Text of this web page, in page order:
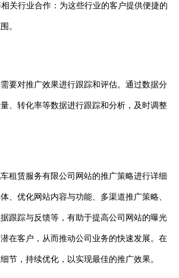
行业合作：为这些行业的客户提供便捷的
。
要对推广效果进行跟踪和评估。通过数据分
、转化率等数据进行跟踪和分析，及时调整
赁服务有限公司网站的推广策略进行详细
、优化网站内容与功能、多渠道推广策略、
跟踪与反馈等，有助于提高公司网站的曝光
在客户，从而推动公司业务的快速发展。在
节，持续优化，以实现最佳的推广效果。